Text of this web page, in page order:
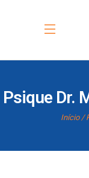
Psique Dr.
Início